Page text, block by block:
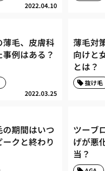
2022.04.10
薄毛、皮膚科
例はある？
2022.03.25
薄毛対
向けと
とは？
抜け毛
の期間はいつ
ークと終わり
ツーブ
げが悪
当？